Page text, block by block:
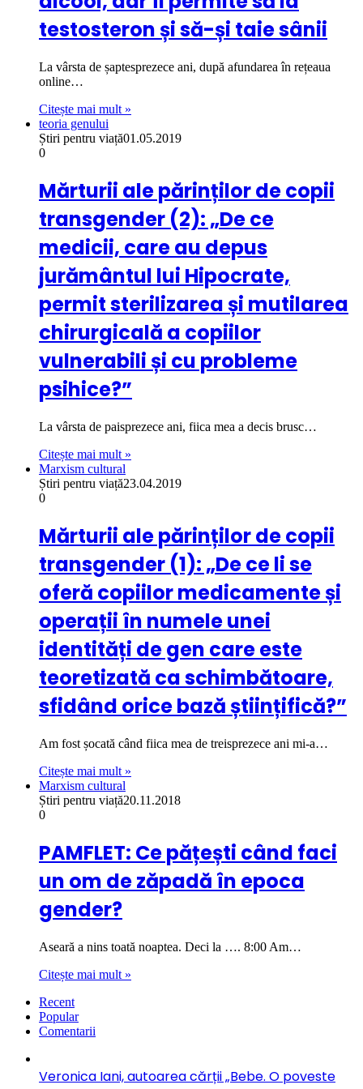
testosteron și să-și taie sânii
La vârsta de șaptesprezece ani, după afundarea în rețeaua
online…
Citește mai mult »
teoria genului
Știri pentru viață01.05.2019
0
Mărturii ale părinților de copii
transgender (2): „De ce
medicii, care au depus
jurământul lui Hipocrate,
permit sterilizarea și mutilarea
chirurgicală a copiilor
vulnerabili și cu probleme
psihice?”
La vârsta de paisprezece ani, fiica mea a decis brusc…
Citește mai mult »
Marxism cultural
Știri pentru viață23.04.2019
0
Mărturii ale părinților de copii
transgender (1): „De ce li se
oferă copiilor medicamente și
operații în numele unei
identități de gen care este
teoretizată ca schimbătoare,
sfidând orice bază științifică?”
Am fost șocată când fiica mea de treisprezece ani mi-a…
Citește mai mult »
Marxism cultural
Știri pentru viață20.11.2018
0
PAMFLET: Ce pățești când faci
un om de zăpadă în epoca
gender?
Aseară a nins toată noaptea. Deci la …. 8:00 Am…
Citește mai mult »
Recent
Popular
Comentarii
Veronica Iani, autoarea cărții „Bebe. O poveste